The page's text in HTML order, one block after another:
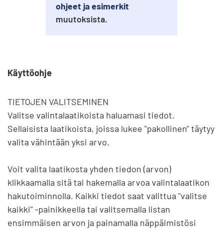
ohjeet ja esimerkit
muutoksista.
Käyttöohje
TIETOJEN VALITSEMINEN
Valitse valintalaatikoista haluamasi tiedot.
Sellaisista laatikoista, joissa lukee "pakollinen" täytyy
valita vähintään yksi arvo.
Voit valita laatikosta yhden tiedon (arvon)
klikkaamalla sitä tai hakemalla arvoa valintalaatikon
hakutoiminnolla. Kaikki tiedot saat valittua "valitse
kaikki" -painikkeella tai valitsemalla listan
ensimmäisen arvon ja painamalla näppäimistösi